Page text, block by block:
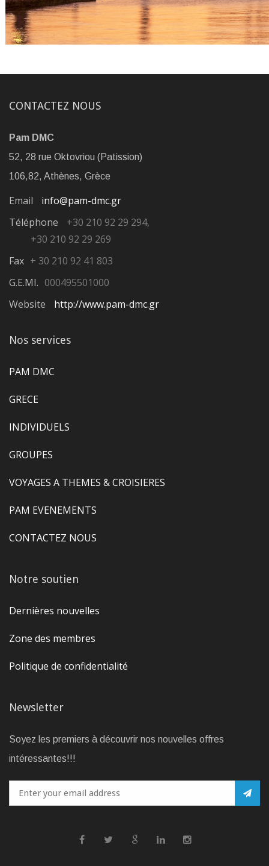
CONTACTEZ NOUS
Pam DMC
52, 28 rue Oktovriou (Patission)
106,82, Athènes, Grèce
Email
info@pam-dmc.gr
Téléphone
+30 210 92 29 294,
+30 210 92 29 269
Fax + 30 210 92 41 803
G.E.MI. 000495501000
Website
http://www.pam-dmc.gr
Nos services
PAM DMC
GRECE
INDIVIDUELS
GROUPES
VOYAGES A THEMES & CROISIERES
PAM EVENEMENTS
CONTACTEZ NOUS
Notre soutien
Dernières nouvelles
Zone des membres
Politique de confidentialité
Newsletter
Soyez les premiers à découvrir nos nouvelles offres
intéressantes!!!